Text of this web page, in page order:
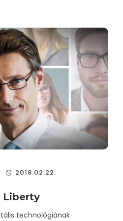
2018.02.22.
Liberty
technológiának